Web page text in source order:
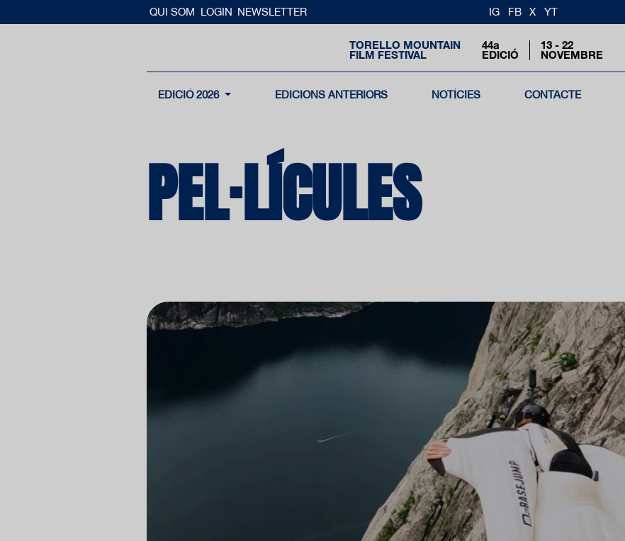
QUI SOM LOGIN NEWSLETTER IG FB X YT
TORELLO MOUNTAIN
FILM FESTIVAL
44a
EDICIÓ
13 - 22
NOVEMBRE
EDICIÓ 2026 EDICIONS ANTERIORS NOTÍCIES CONTACTE
PEL·LÍCULES